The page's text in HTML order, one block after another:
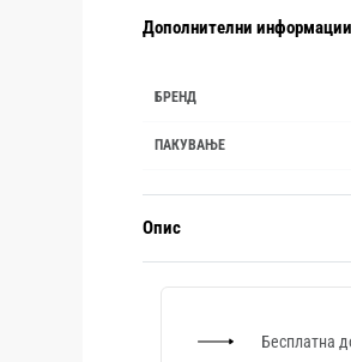
Дополнителни информации
БРЕНД
ПАКУВАЊЕ
Опис
Бесплатна